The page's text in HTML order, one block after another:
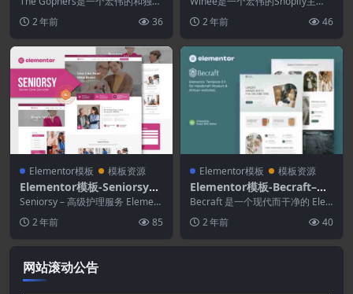
创造...2 年前 36
店创建。通过...
2 年前 46
Elementor模板 模板资源
Elementor模板-Seniorsy–
高级护理服务Elementor模
板套件
Seniorsy – 高级护理服务 Element
2 年前 85
Elementor模板 模板资源
Elementor模板-Becraft–Ha
ndicraft & Artisan Elemen
tor模板套件
Becraft 是一个现代而干净的 Ele
想...2 年前 40
网站滚动公告